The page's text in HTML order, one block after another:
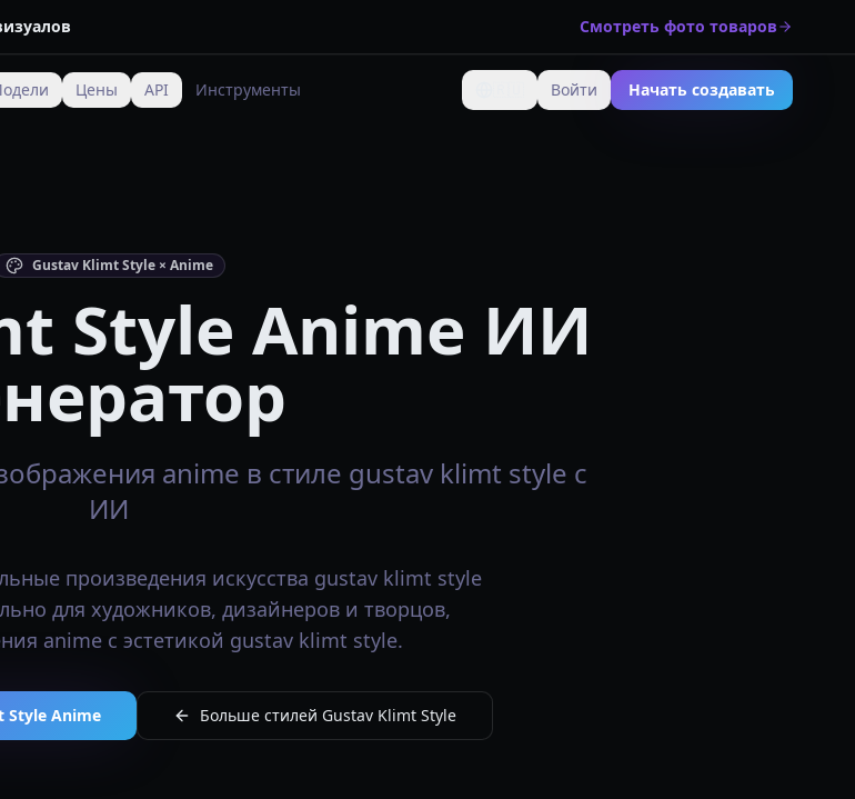
Смотреть фото товаров
Цены API Инструменты Изменить язык
Войти Начать создавать
Gustav Klimt Style × Anime
Style Anime ИИ
anime в стиле gustav klimt style с
ИИ
произведения искусства gustav klimt style
для художников, дизайнеров и творцов,
anime с эстетикой gustav klimt style.
Style Anime Больше стилей Gustav Klimt Style